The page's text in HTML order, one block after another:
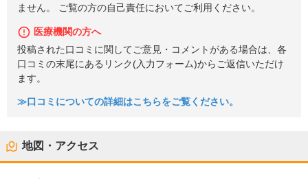
ません。 ご覧の方の自己責任においてご利用ください。
医療機関の方へ
投稿された口コミに関してご意見・コメントがある場合は、各
口コミの末尾にあるリンク(入力フォーム)からご返信いただけ
ます。
≫口コミについての詳細はこちらをご覧ください。
地図・アクセス